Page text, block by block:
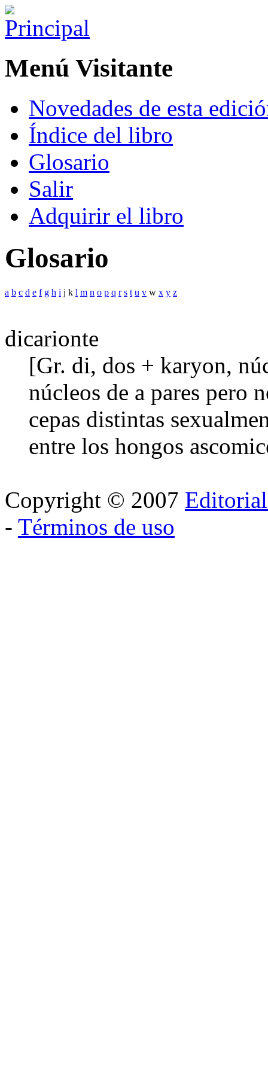
Menú Visitante
Novedades de esta
Índice del libro
Glosario
Salir
Adquirir el libro
Glosario
a b c d e f g h i j k l m n o p q r s t u v w x y z
dicarionte
[Gr. di, dos + karyon,
núcleos de a pares pero
cepas distintas
entre los hongos
Copyright © 2007
- Términos de uso